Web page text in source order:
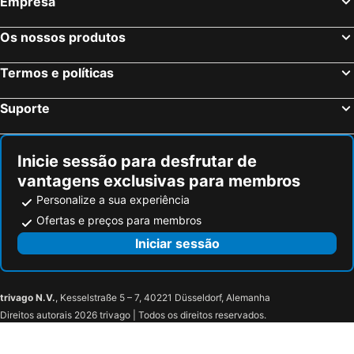
Os nossos produtos
Termos e políticas
Suporte
Inicie sessão para desfrutar de
vantagens exclusivas para membros
Personalize a sua experiência
Ofertas e preços para membros
Iniciar sessão
trivago N.V., Kesselstraße 5 – 7, 40221 Düsseldorf, Alemanha
Direitos autorais 2026 trivago | Todos os direitos reservados.